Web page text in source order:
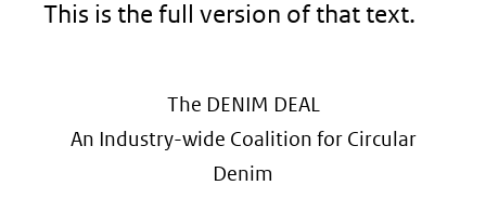
This is the full version of that text.
The DENIM DEAL
An Industry-wide Coalition for Circular
Denim